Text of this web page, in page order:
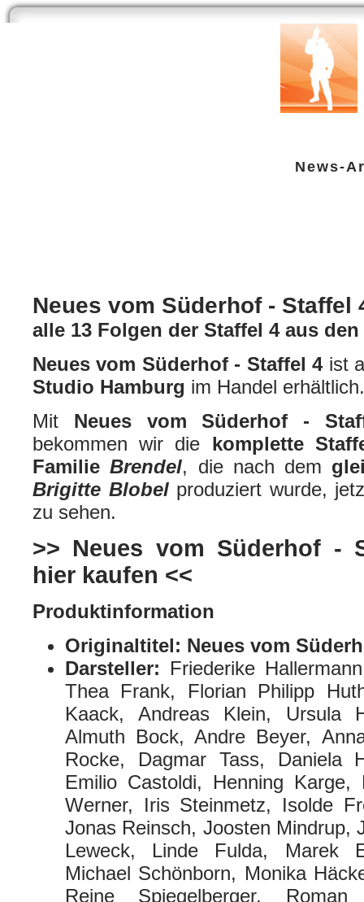
News-
Neues vom Süderhof - Staffel
alle 13 Folgen der Staffel 4 aus den
Neues vom Süderhof - Staffel 4ist
Studio Hamburg im Handel erhältlich.
Mit Neues vom Süderhof -
bekommen wir die komplette
FamilieBrendel, die nach dem
Brigitte Blobelproduziert wurde,
zu sehen.
>> Neues vom Süderhof -
hier kaufen <<
Produktinformation
Originaltitel: Neues vom
Darsteller: Friederike
Thea Frank, Florian Philipp
Kaack, Andreas Klein, Ursula
Almuth Bock, Andre Beyer,
Rocke, Dagmar Tass, Daniela
Emilio Castoldi, Henning Karge,
Werner, Iris Steinmetz, Isolde
Jonas Reinsch, Joosten Mindrup,
Leweck, Linde Fulda, Marek
Michael Schönborn, Monika
Reine Spiegelberger, Roman